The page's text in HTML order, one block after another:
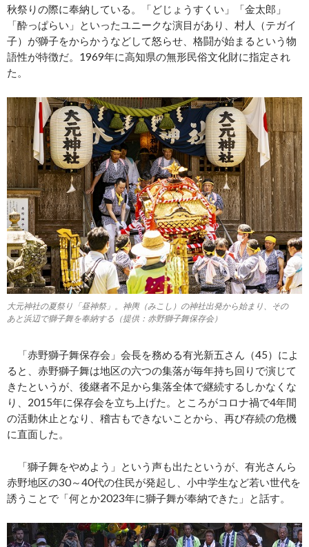
秋祭りの際に奉納している。「どじょうすくい」「金太郎」
「酔っぱらい」といったユニークな演目があり、村人（テガイ
子）が獅子をからかうなどして怒らせ、格闘が始まるという物
語性が特徴だ。1969年に高知県の無形民俗文化財に指定され
た。
大元神社の夏祭り「昼神祭」。神輿（みこし）の神社出発から始まり、その
あと浜辺で獅子舞を奉納する（提供：赤野獅子舞保存会）
「赤野獅子舞保存会」会長を務める有光新五さん（45）によ
ると、赤野獅子舞は地区の六つの集落が毎年持ち回りで演じて
きたというが、後継者不足から集落全体で継続するしかなくな
り、2015年に保存会を立ち上げた。ところがコロナ禍で4年間
の活動休止となり、稽古もできないことから、再び存続の危機
に直面した。
「獅子舞をやめよう」という声も出たというが、有光さんら
赤野地区の30～40代の住民が発起し、小中学生など若い世代を
誘うことで「何とか2023年に獅子舞が奉納できた」と話す。